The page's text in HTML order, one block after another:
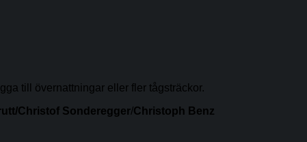
till övernattningar eller fler tågsträckor.
Christof Sonderegger/Christoph Benz